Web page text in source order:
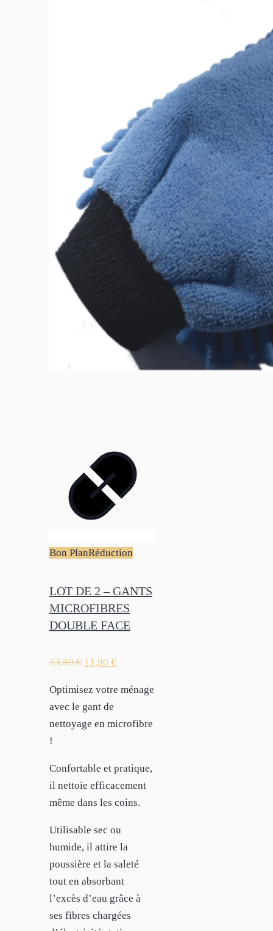
Bon PlanRéduction
LOT DE 2 – GANTS
MICROFIBRES
DOUBLE FACE
13,80€ 11,90 €
Optimisez votre ménage
avec le gant de
nettoyage en microfibre
!
Confortable et pratique,
il nettoie efficacement
même dans les coins.
Utilisable sec ou
humide, il attire la
poussière et la saleté
tout en absorbant
l’excès d’eau grâce à
ses fibres chargées